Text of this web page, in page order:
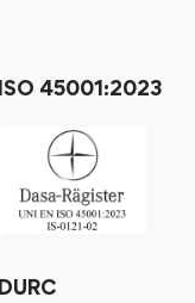
ISO 45001:2023
DURC